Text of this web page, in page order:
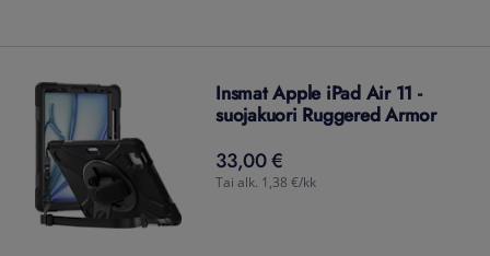
Insmat Apple iPad Air 11 -
suojakuori Ruggered Armor
33,00 €
33,00€
Tai alk. 1,38 €/kk